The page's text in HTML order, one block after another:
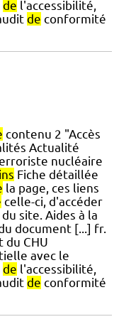
de l'accessibilité,
de conformité
contenu 2 "Accès
Actualité
nucléaire
Fiche détaillée
la page, ces liens
celle-ci, d'accéder
site. Aides à la
document [...] fr.
CHU
avec le
de l'accessibilité,
de conformité